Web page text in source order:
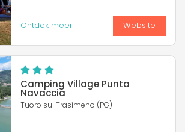
Ontdek meer Website
Camping Village Punta
Navaccia
Tuoro sul Trasimeno (PG)